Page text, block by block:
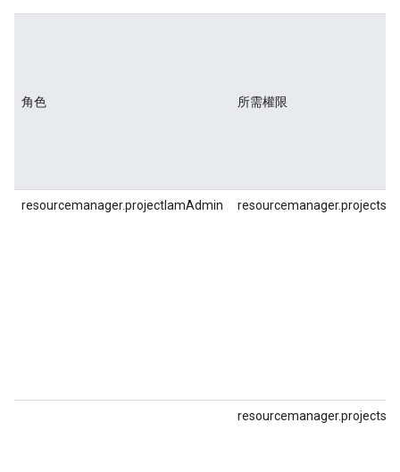
角色 所需權限
resourcemanager.projectIamAdmin